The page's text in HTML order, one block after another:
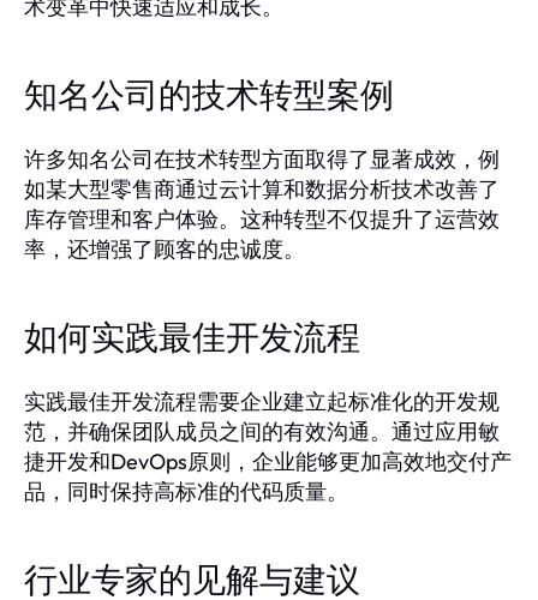
术变革中快速适应和成长。
知名公司的技术转型案例
许多知名公司在技术转型方面取得了显著成效，例
如某大型零售商通过云计算和数据分析技术改善了
库存管理和客户体验。这种转型不仅提升了运营效
率，还增强了顾客的忠诚度。
如何实践最佳开发流程
实践最佳开发流程需要企业建立起标准化的开发规
范，并确保团队成员之间的有效沟通。通过应用敏
捷开发和DevOps原则，企业能够更加高效地交付产
品，同时保持高标准的代码质量。
行业专家的见解与建议